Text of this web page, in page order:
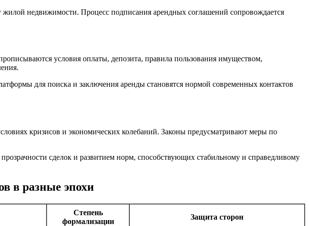
недвижимости. Процесс подписания арендных соглашений сопровождается
условия оплаты, депозита, правила пользования имуществом,
для поиска и заключения аренды становятся нормой современных контактов
кризисов и экономических колебаний. Законы предусматривают меры по
сделок и развитием норм, способствующих стабильному и справедливому
в разные эпохи
Степень
формализации
Защита сторон